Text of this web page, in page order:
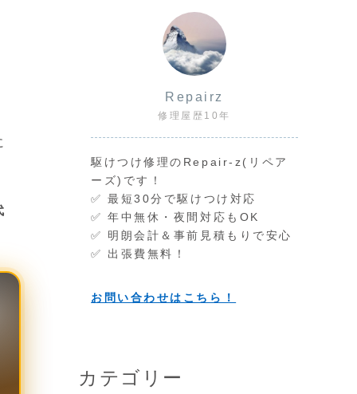
Repairz
修理屋歴10年
駆けつけ修理のRepair-z(リペア
ーズ)です！
✅ 最短30分で駆けつけ対応
✅ 年中無休・夜間対応もOK
✅ 明朗会計＆事前見積もりで安心
✅ 出張費無料！
お問い合わせはこちら！
カテゴリー